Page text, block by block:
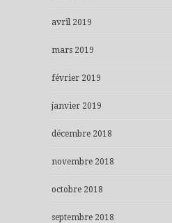
avril 2019
mars 2019
février 2019
janvier 2019
décembre 2018
novembre 2018
octobre 2018
septembre 2018